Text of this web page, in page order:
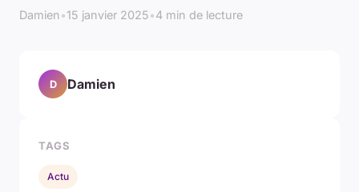
Damien•15 janvier 2025•4 min de lecture
D Damien
TAGS
Actu